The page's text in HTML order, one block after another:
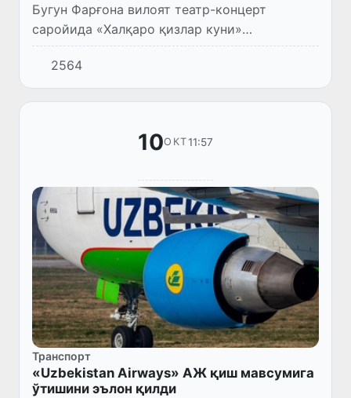
Бугун Фарғона вилоят театр-концерт
саройида «Халқаро қизлар куни»
муносабати билан «Сенинг ташаббусинг -
сенинг келажагинг учун» шиори остида
байрам тадбири бўлиб ўтди.
2564
10ОКТ11:57
Транспорт
«Uzbekistan Airways» АЖ қиш мавсумига
ўтишини эълон қилди